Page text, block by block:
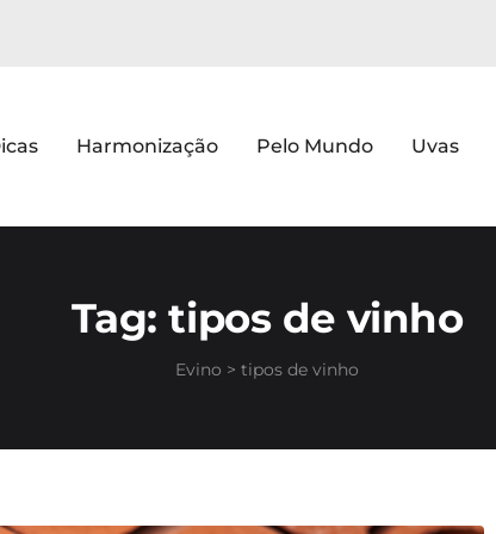
Harmonização Pelo Mundo Uvas
Tag:tipos de vinho
Evino > tipos de vinho